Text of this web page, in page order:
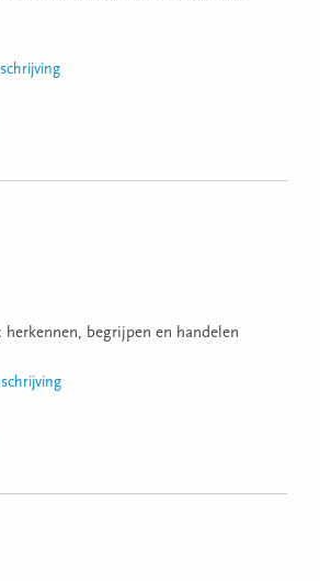
herkennen, begrijpen en handelen